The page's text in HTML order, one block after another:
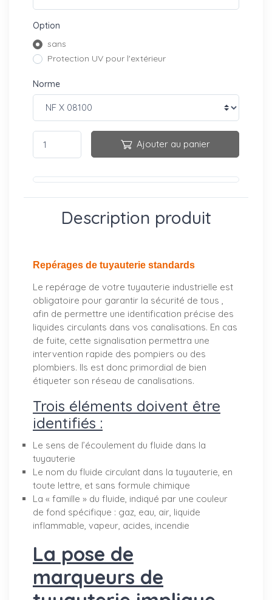
Option
sans
Protection UV pour l'extérieur
Norme
Ajouter au panier
Description produit
Repérages de tuyauterie standards
Le repérage de votre tuyauterie industrielle est
obligatoire pour garantir la sécurité de tous ,
afin de permettre une identification précise des
liquides circulants dans vos canalisations. En cas
de fuite, cette signalisation permettra une
intervention rapide des pompiers ou des
plombiers. Ils est donc primordial de bien
étiqueter son réseau de canalisations.
Trois éléments doivent être
identifiés :
Le sens de l’écoulement du fluide dans la
tuyauterie
Le nom du fluide circulant dans la tuyauterie, en
toute lettre, et sans formule chimique
La « famille » du fluide, indiqué par une couleur
de fond spécifique : gaz, eau, air, liquide
inflammable, vapeur, acides, incendie
La pose de
marqueurs de